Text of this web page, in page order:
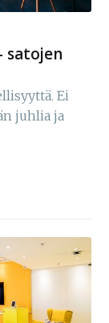
satojen
Ei
juhlia ja